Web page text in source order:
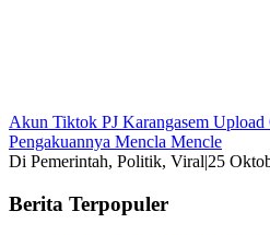
Akun Tiktok PJ Karangasem
Pengakuannya Mencla Mencle
Di Pemerintah, Politik, Viral|25
Berita Terpopuler